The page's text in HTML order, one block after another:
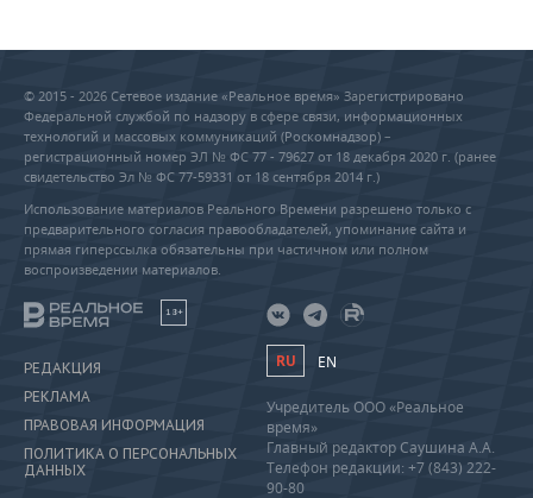
© 2015 - 2026 Сетевое издание «Реальное время» Зарегистрировано
Федеральной службой по надзору в сфере связи, информационных
технологий и массовых коммуникаций (Роскомнадзор) –
регистрационный номер ЭЛ № ФС 77 - 79627 от 18 декабря 2020 г. (ранее
свидетельство Эл № ФС 77-59331 от 18 сентября 2014 г.)
Использование материалов Реального Времени разрешено только с
предварительного согласия правообладателей, упоминание сайта и
прямая гиперссылка обязательны при частичном или полном
воспроизведении материалов.
18+
РЕДАКЦИЯ
РЕКЛАМА
ПРАВОВАЯ ИНФОРМАЦИЯ
ПОЛИТИКА О ПЕРСОНАЛЬНЫХ
ДАННЫХ
RU EN
Учредитель ООО «Реальное
время»
Главный редактор Саушина А.А.
Телефон редакции: +7 (843) 222-
90-80